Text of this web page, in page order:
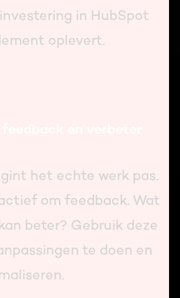
in HubSpot
oplevert.
het echte werk pas.
om feedback. Wat
beter? Gebruik deze
te doen en